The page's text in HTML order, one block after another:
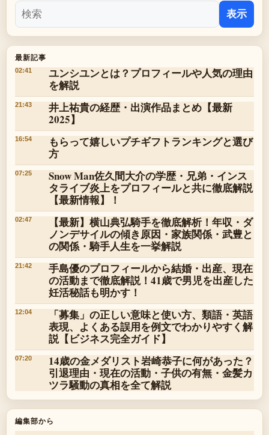
表示
最新記事
02:41
ユンシユンとは？プロフィールや人気の理由
を解説
21:43
井上祐貴の経歴・出演作品まとめ【最新
2025】
16:54
もらって嬉しいプチギフトランキングと選び
方
07:25
Snow Man佐久間大介の学歴・兄弟・インス
タライブ炎上をプロフィールと共に徹底解説
【最新情報】！
02:47
【最新】横山典弘騎手を徹底解析！年収・ダ
ノンデサイルの傾き原因・家族関係・武豊と
の関係・騎手人生を一挙解説
21:42
手島優のプロフィールから結婚・出産、現在
の活動まで徹底解説！41歳で男児を出産した
妊活秘話も明かす！
12:04
「募集」の正しい意味と使い方、類語・英語
表現、よくある誤用を例文でわかりやすく解
説【ビジネス完全ガイド】
07:20
14歳の金メダリスト岩崎恭子に何があった？
引退理由・現在の活動・子供の有無・金髪カ
ツラ騒動の真相を全て解説
編集部から